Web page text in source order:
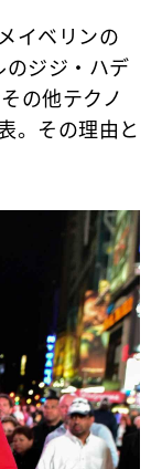
イベリンの
ジジ・ハデ
の他テクノ
。その理由と